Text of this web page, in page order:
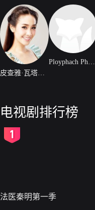
Ployphach Phatchatorn Thanawat
电视剧排行榜
法医秦明第一季